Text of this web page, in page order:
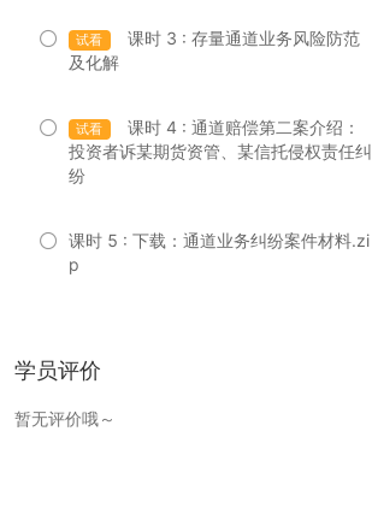
试看
课时 3 : 存量通道业务风险防范
及化解
试看
课时 4 : 通道赔偿第二案介绍：
投资者诉某期货资管、某信托侵权责任纠
纷
课时 5 : 下载：通道业务纠纷案件材料.zi
p
学员评价
暂无评价哦～